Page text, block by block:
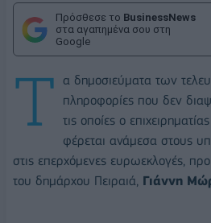
Πρόσθεσε το BusinessNews
στα αγαπημένα σου στη
Google
Τ
α δημοσιεύματα των
πληροφορίες που δεν
τις οποίες ο επιχειρηματίας
φέρεται ανάμεσα στους
στις επερχόμενες ευρωεκλογές,
του δημάρχου Πειραιά, Γιάννη